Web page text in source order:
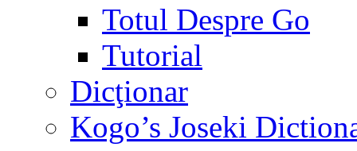
Totul Despre Go
Tutorial
Dicţionar
Kogo’s Joseki